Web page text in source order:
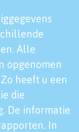
Alle
opgenomen
heeft u een
die
De informatie
In